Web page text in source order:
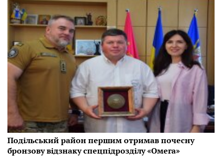
Подільський район першим отримав почесну
бронзову відзнаку спецпідрозділу «Омега»